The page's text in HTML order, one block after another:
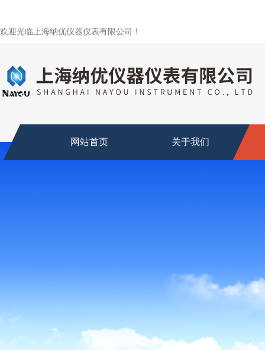
欢迎光临上海纳优仪器仪表有限公司！
网站首页 关于我们